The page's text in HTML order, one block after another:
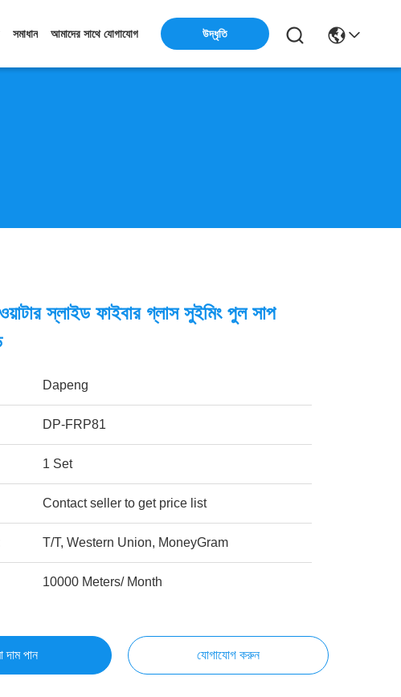
সমাধান আমাদের সাথে যোগাযোগ উদ্ধৃতি
স্লাইড ফাইবার গ্লাস সুইমিং পুল সাপ
Dapeng
DP-FRP81
1 Set
Contact seller to get price list
T/T, Western Union, MoneyGram
10000 Meters/ Month
দাম পান যোগাযোগ করুন